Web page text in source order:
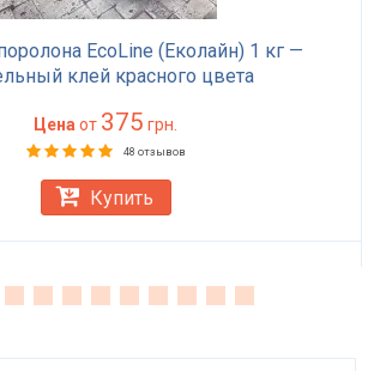
EcoLine (Еколайн) 1 кг —
клей красного цвета
Цена от 375 грн.
48 отзывов
Купить